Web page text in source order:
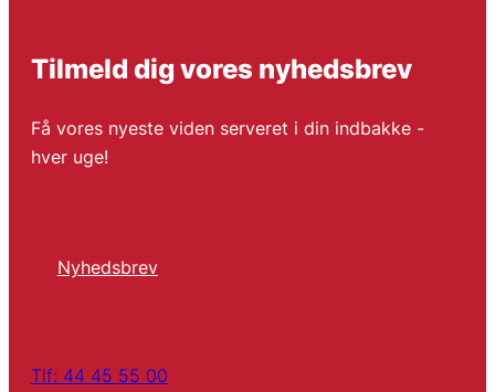
Tilmeld dig vores nyhedsbrev
Få vores nyeste viden serveret i din indbakke -
hver uge!
Nyhedsbrev
Tlf: 44 45 55 00